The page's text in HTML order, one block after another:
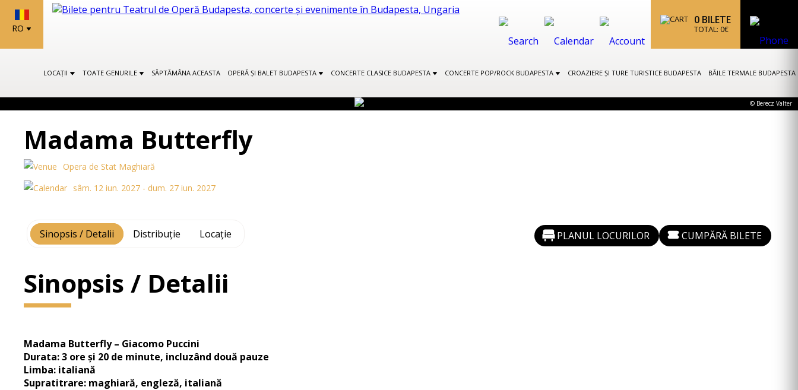
RO
0 BILETE
TOTAL: 0€
LOCAȚII TOATE GENURILE SĂPTĂMÂNA ACEASTA OPERĂ ȘI BALET BUDAPESTA CONCERTE CLASICE BUDAPESTA CONCERTE POP/ROCK BUDAPESTA CROAZIERE ȘI TURE TURISTICE BUDAPESTA BĂILE TERMALE BUDAPESTA
© Berecz Valter
Madama Butterfly
Opera de Stat Maghiară
sâm. 12 iun. 2027 - dum. 27 iun. 2027
Sinopsis / Detalii Distribuție Locație PLANUL LOCURILOR CUMPĂRĂ BILETE
Sinopsis / Detalii
Madama Butterfly – Giacomo Puccini
Durata: 3 ore și 20 de minute, incluzând două pauze
Limba: italiană
Supratitrare: maghiară, engleză, italiană